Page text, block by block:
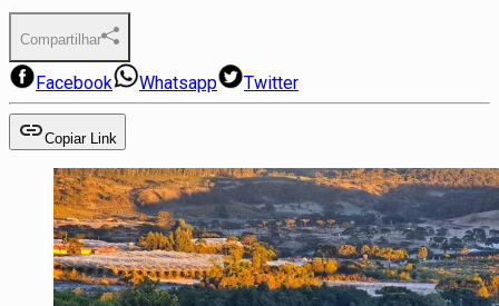
Compartilhar
Facebook Whatsapp Twitter
Copiar Link